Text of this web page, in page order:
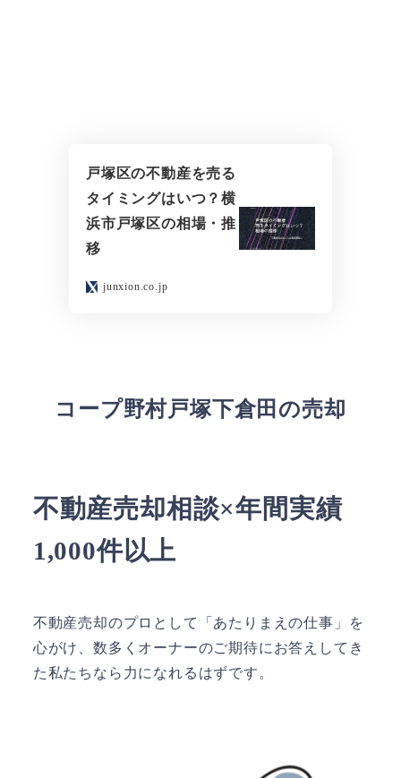
戸塚区の不動産を売る
タイミングはいつ？横
浜市戸塚区の相場・推
移
junxion.co.jp
コープ野村戸塚下倉田の売却
不動産売却相談×年間実績
1,000件以上
不動産売却のプロとして「あたりまえの仕事」を
心がけ、数多くオーナーのご期待にお答えしてき
た私たちなら力になれるはずです。